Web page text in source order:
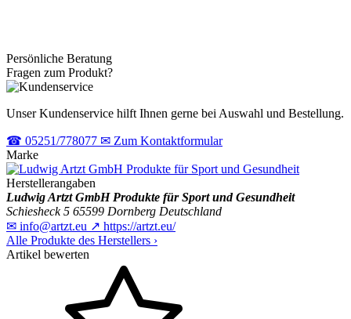
Persönliche Beratung
Fragen zum Produkt?
Unser Kundenservice hilft Ihnen gerne bei Auswahl und Bestellung.
☎ 05251/778077 ✉ Zum Kontaktformular
Marke
Herstellerangaben
Ludwig Artzt GmbH Produkte für Sport und Gesundheit
Schiesheck 5 65599 Dornberg Deutschland
✉ info@artzt.eu ↗ https://artzt.eu/
Alle Produkte des Herstellers ›
Artikel bewerten